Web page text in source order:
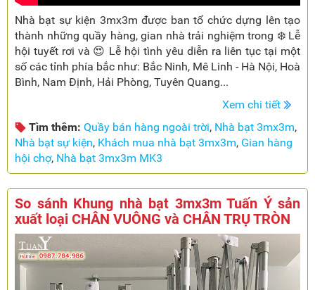
Nhà bạt sự kiện 3mx3m được ban tổ chức dựng lên tạo
thành những quầy hàng, gian nhà trải nghiệm trong ❄️ Lễ
hội tuyết rơi và 😍 Lễ hội tình yêu diễn ra liên tục tại một
số các tỉnh phía bắc như: Bắc Ninh, Mê Linh - Hà Nội, Hoà
Bình, Nam Định, Hải Phòng, Tuyên Quang...
Xem chi tiết
Tìm thêm: Quầy bán hàng ngoài trời, Nhà bạt 3mx3m,
Nhà bạt sự kiện, Khách mua nhà bạt 3mx3m, Gian hàng
hội chợ, Nhà bạt 3mx3m MK3
So sánh Khung nhà bạt 3mx3m Tuấn Ý sản
xuất loại CHÂN VUÔNG và CHÂN TRỤ TRÒN